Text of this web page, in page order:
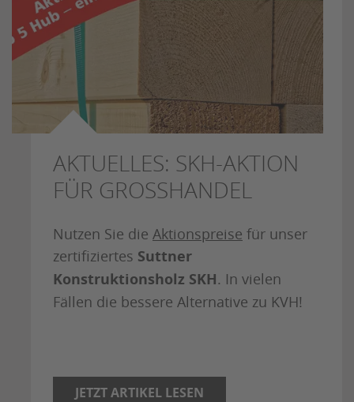
AKTUELLES: SKH-AKTION
FÜR GROSSHANDEL
Nutzen Sie die Aktionspreise für unser
zertifiziertes Suttner
Konstruktionsholz SKH. In vielen
Fällen die bessere Alternative zu KVH!
JETZT ARTIKEL LESEN